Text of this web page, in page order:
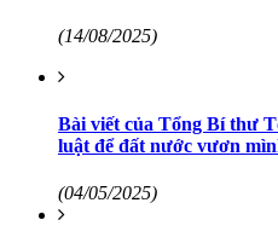
(14/08/2025)
Bài viết của Tổng Bí thư
luật để đất nước vươn
(04/05/2025)